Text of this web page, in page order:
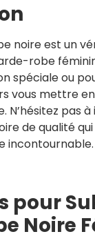
noire est un
robe
spéciale ou
vous mettre
N’hésitez pas
de qualité
incontournable.
pour
Noire